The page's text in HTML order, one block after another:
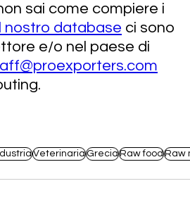
sai come compiere i
nostro database ci sono
e/o nel paese di
VeterinariaGreciaRaw foodRaw